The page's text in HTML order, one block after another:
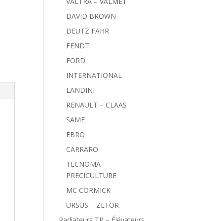
DAVID BROWN
DEUTZ FAHR
FENDT
FORD
INTERNATIONAL
LANDINI
RENAULT – CLAAS
SAME
EBRO
CARRARO
TECNOMA –
PRECICULTURE
MC CORMICK
URSUS – ZETOR